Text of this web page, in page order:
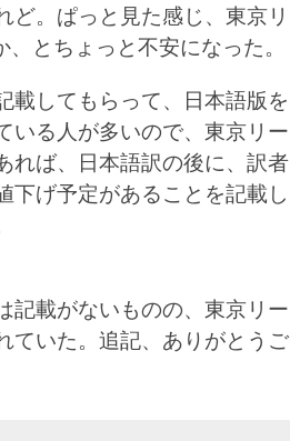
ど。ぱっと見た感じ、東京リ
とちょっと不安になった。
載してもらって、日本語版を
いる人が多いので、東京リー
れば、日本語訳の後に、訳者
下げ予定があることを記載し
記載がないものの、東京リー
ていた。追記、ありがとうご